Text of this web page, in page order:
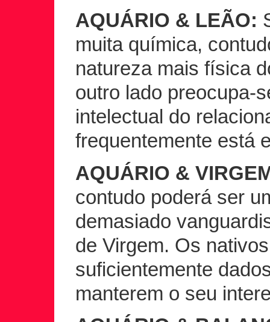
AQUÁRIO & LEÃO:
muita química,
natureza mais física
outro lado preocupa-
intelectual do
frequentemente está
AQUÁRIO &
contudo poderá ser
demasiado
de Virgem. Os
suficientemente
manterem o seu